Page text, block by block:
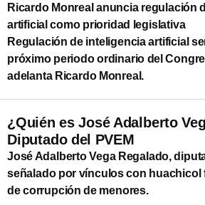
Ricardo Monreal anuncia regulación
artificial como prioridad legislativa
Regulación de inteligencia artificial
próximo periodo ordinario del
adelanta Ricardo Monreal.
¿Quién es José Adalberto
Diputado del PVEM
José Adalberto Vega Regalado,
señalado por vínculos con huachicol
de corrupción de menores.